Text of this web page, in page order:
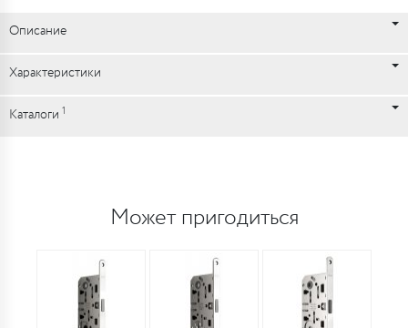
Описание
Характеристики
Каталоги 1
Может пригодиться